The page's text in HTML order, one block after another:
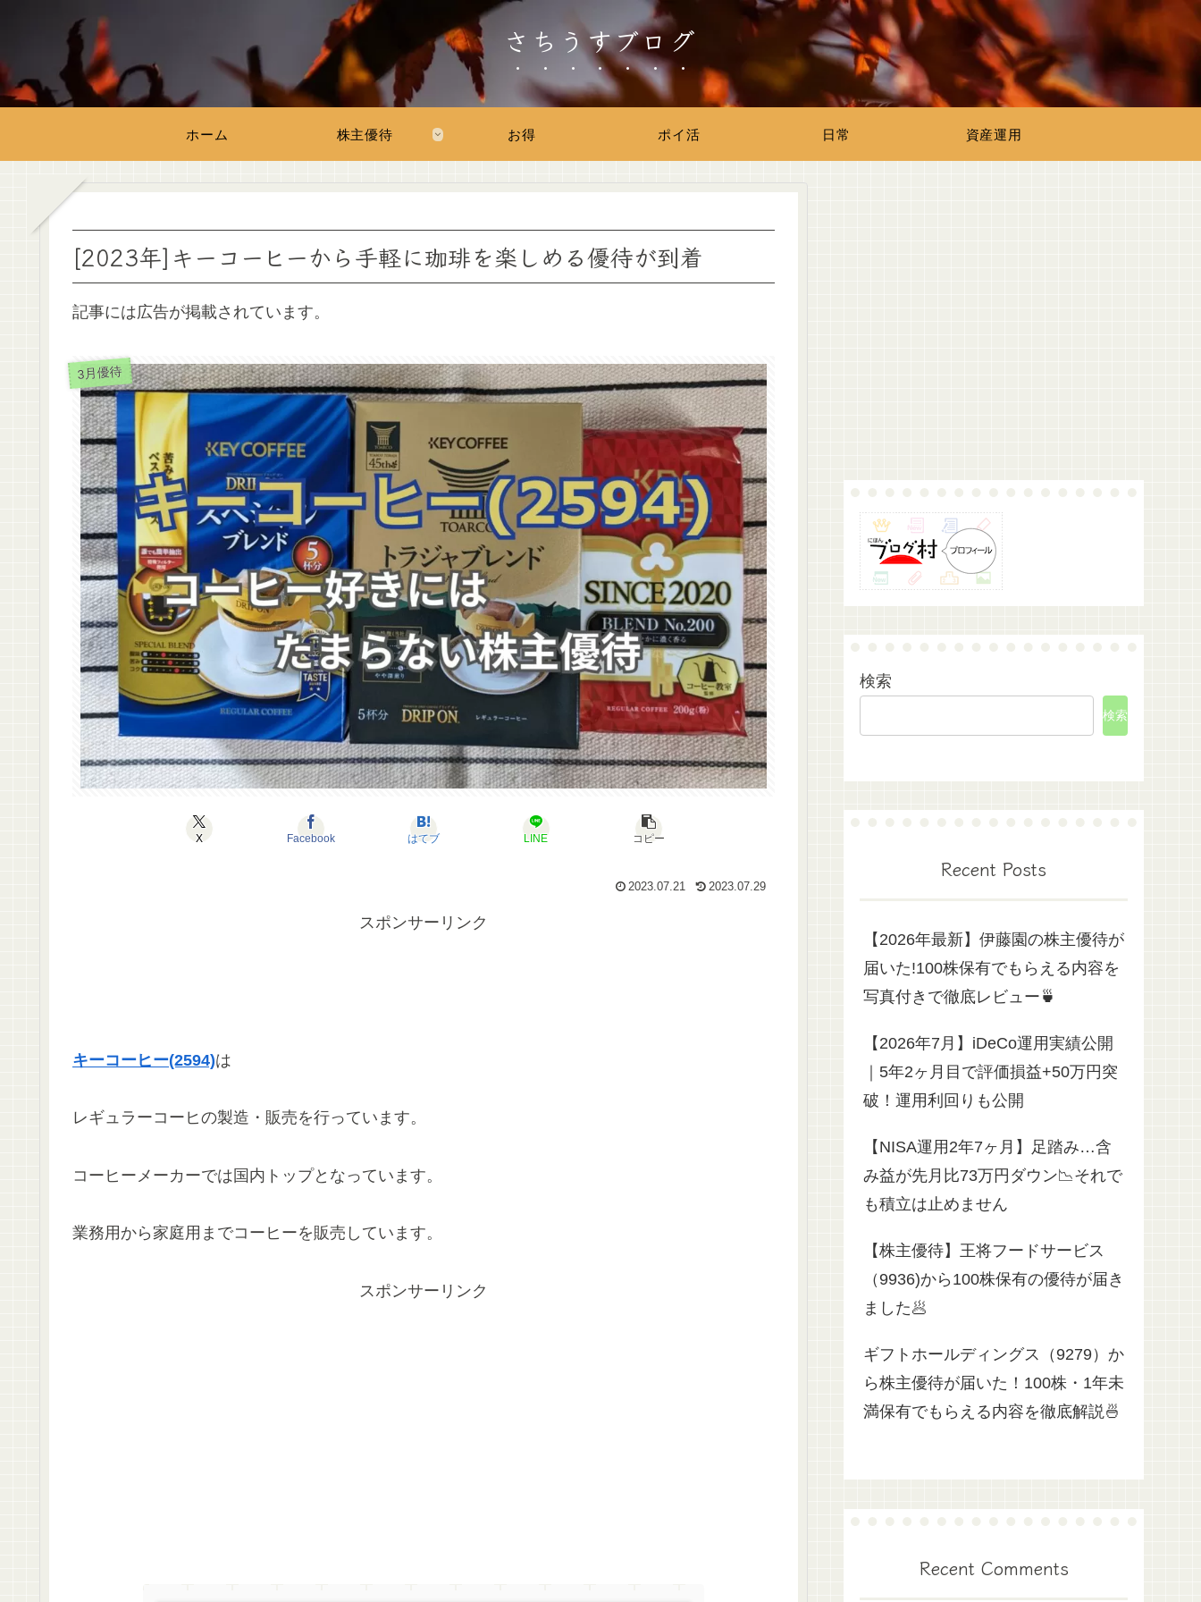
さちうすブログ
ホーム 株主優待 お得 ポイ活 日常 資産運用
[2023年]キーコーヒーから手軽に珈琲を楽しめる優待が到着
記事には広告が掲載されています。
3月優待
X Facebook はてブ LINE コピー
2023.07.21 2023.07.29
スポンサーリンク
キーコーヒー(2594)は
レギュラーコーヒの製造・販売を行っています。
コーヒーメーカーでは国内トップとなっています。
業務用から家庭用までコーヒーを販売しています。
スポンサーリンク
検索
検索
Recent Posts
【2026年最新】伊藤園の株主優待が
届いた!100株保有でもらえる内容を
写真付きで徹底レビュー🍵
【2026年7月】iDeCo運用実績公開
｜5年2ヶ月目で評価損益+50万円突
破！運用利回りも公開
【NISA運用2年7ヶ月】足踏み…含
み益が先月比73万円ダウン📉それで
も積立は止めません
【株主優待】王将フードサービス
（9936)から100株保有の優待が届き
ました🥟
ギフトホールディングス（9279）か
ら株主優待が届いた！100株・1年未
満保有でもらえる内容を徹底解説🍜
Recent Comments